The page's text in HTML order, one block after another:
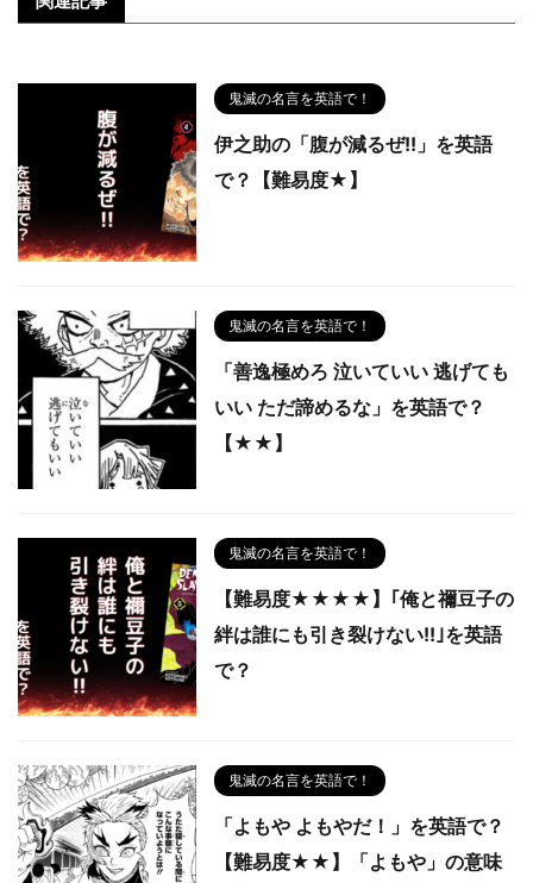
鬼滅の名言を英語で！
伊之助の「腹が減るぜ!!」を英語
で？【難易度★】
鬼滅の名言を英語で！
「善逸極めろ 泣いていい 逃げても
いい ただ諦めるな」を英語で？
【★★】
鬼滅の名言を英語で！
【難易度★★★★】｢俺と禰豆子の
絆は誰にも引き裂けない!!｣を英語
で？
鬼滅の名言を英語で！
「よもや よもやだ！」を英語で？
【難易度★★】「よもや」の意味